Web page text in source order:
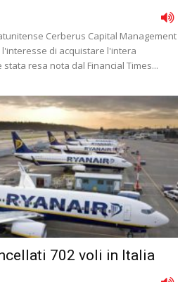
Cerberus Capital Management
di acquistare l'intera
resa nota dal Financial Times...
702 voli in Italia